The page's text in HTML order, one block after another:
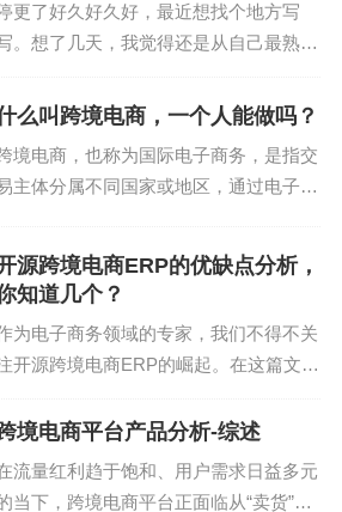
今年“双11”前夕完成与天猫的
“一键轻出海”项目，助力天猫品
加坡、泰国、越南、菲律宾五
目前已扩展到90个国家市场，站
欧洲、中东、非洲、亚洲和大洋
。《2024年电商应用及电商相
增长69%。
在欧洲不断拓展。英国作为
更了好久好久好，最近想找个地方写
。想了几天，我觉得还是从自己最熟悉
力，表达能力。 在电商行业从05年读书
道路上的我，一个爱...
么叫跨境电商，一个人能做吗？
境电商，也称为国际电子商务，是指交
主体分属不同国家或地区，通过电子商
成交易的一种国际商业活动。在全球化
和互联网普及的时代，...
源跨境电商ERP的优缺点分析，
知道几个？
为电子商务领域的专家，我们不得不关
开源跨境电商ERP的崛起。在这篇文章
点和缺点，帮助您更好地了解这一新兴
技术的潜力与挑战。 1. 开源跨境电商ER
P的优点...
境电商平台产品分析-综述
流量红利趋于饱和、用户需求日益多元
当下，跨境电商平台正面临从“卖货”到